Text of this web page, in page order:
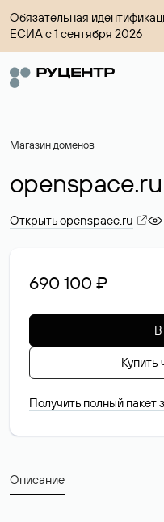
Обязательная
ЕСИА с 1 сентября 2026
Магазин доменов
Открыть openspace.ru
690 100 ₽
В
Купить
Получить полный
Описание